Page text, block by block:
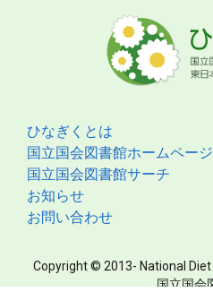
ひなぎくとは
国立国会図書館ホームページ
国立国会図書館サーチ
お知らせ
お問い合わせ
Copyright © 2013- National Diet